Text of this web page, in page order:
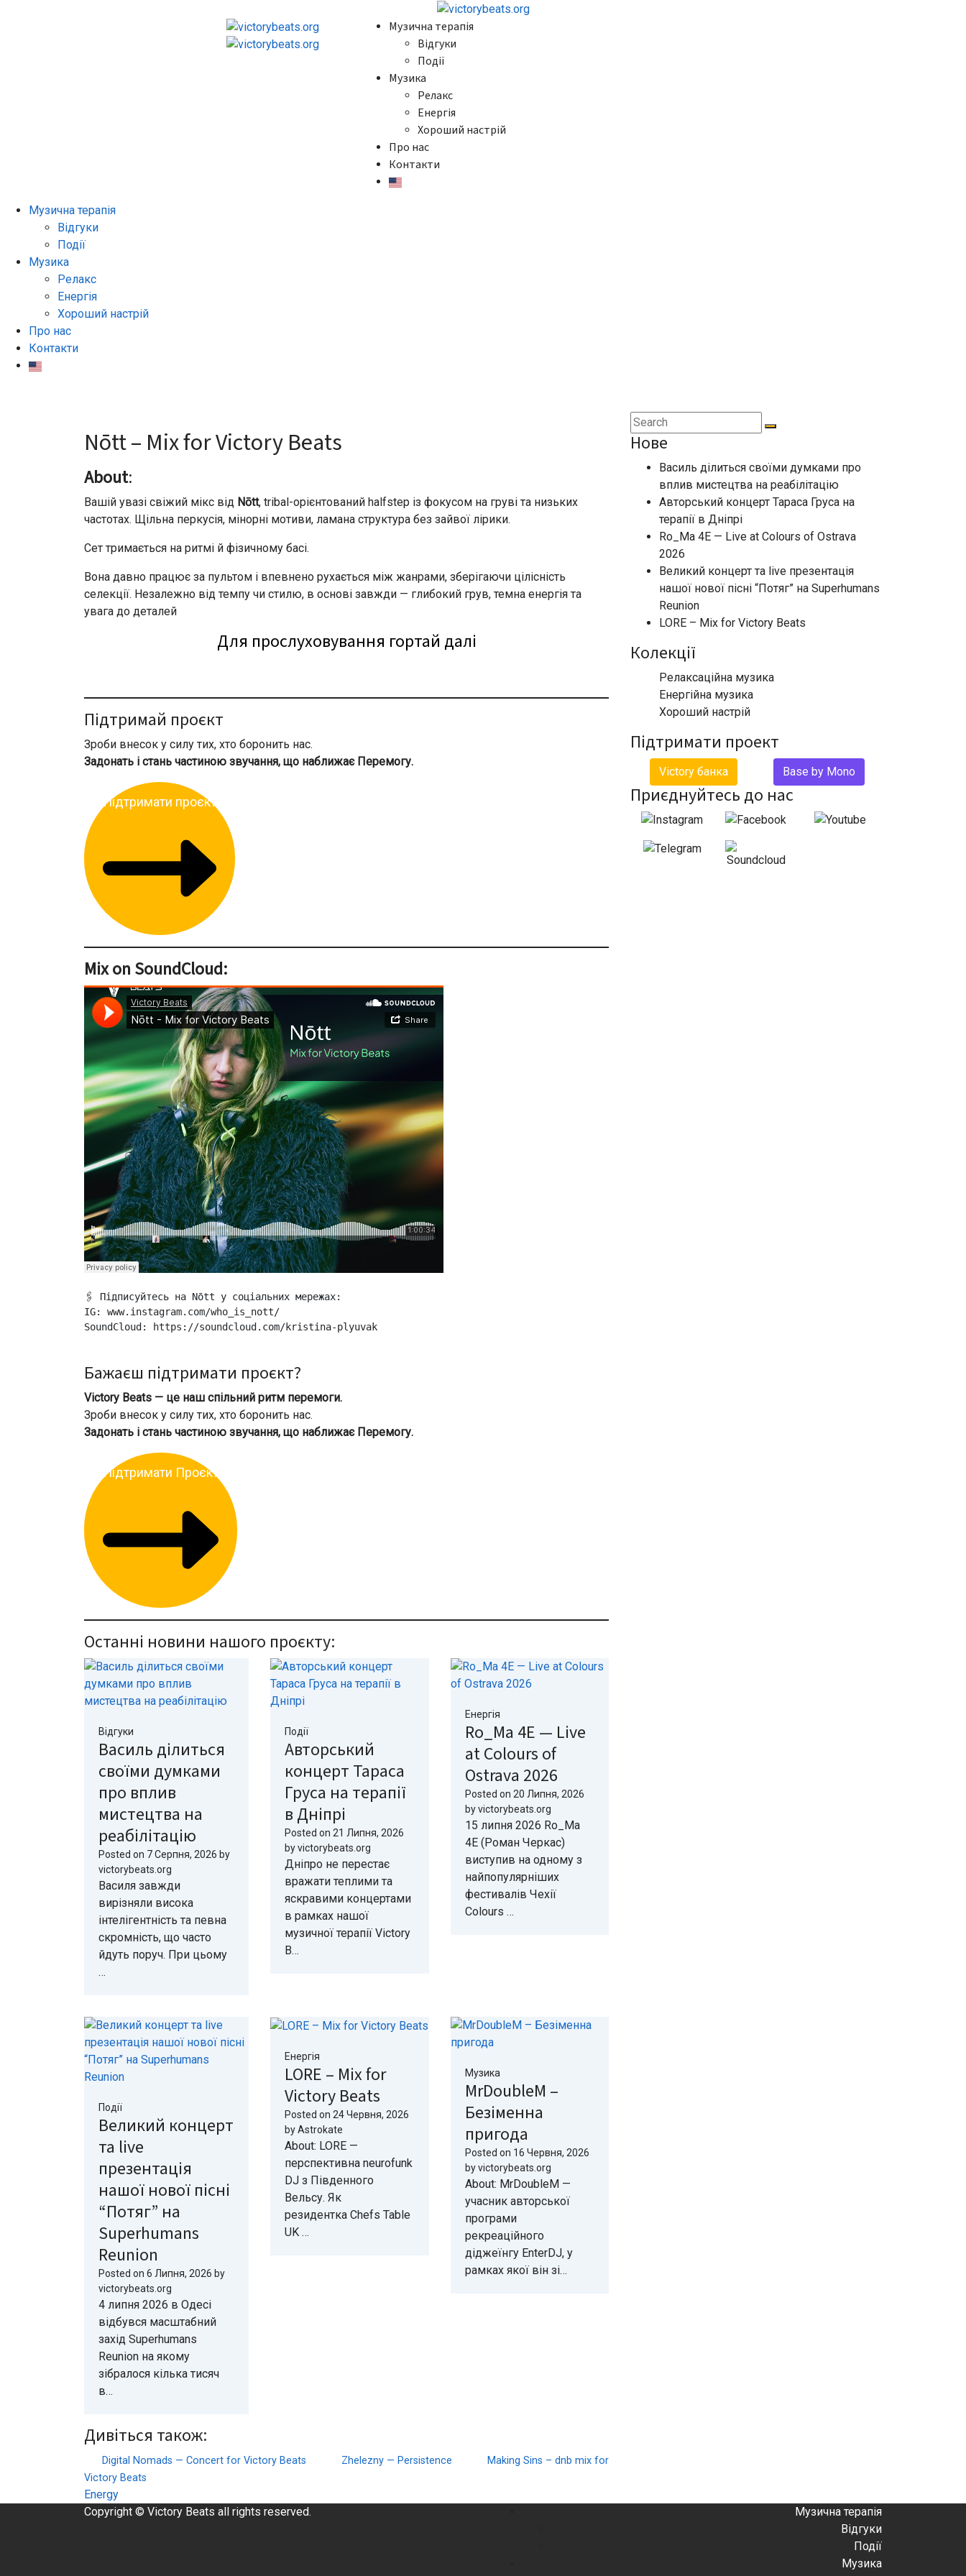
Музична терапія
Відгуки
Події
Музика
Релакс
Енергія
Хороший настрій
Про нас
Контакти
Музична терапія
Відгуки
Події
Музика
Релакс
Енергія
Хороший настрій
Про нас
Контакти
Nōtt – Mix for Victory Beats
About:
Вашій увазі свіжий мікс від Nōtt, tribal-орієнтований halfstep із фокусом на груві та низьких
частотах. Щільна перкусія, мінорні мотиви, ламана структура без зайвої лірики.
Сет тримається на ритмі й фізичному басі.
Вона давно працює за пультом і впевнено рухається між жанрами, зберігаючи цілісність
селекції. Незалежно від темпу чи стилю, в основі завжди — глибокий грув, темна енергія та
увага до деталей
Для прослуховування гортай далі
Підтримай проєкт
Зроби внесок у силу тих, хто боронить нас.
Задонать і стань частиною звучання, що наближає Перемогу.
Підтримати проєкт
Mix on SoundCloud:
🖇 Підписуйтесь на Nōtt у соціальних мережах:
IG: www.instagram.com/who_is_nott/
SoundCloud: https://soundcloud.com/kristina-plyuvak
Бажаєш підтримати проєкт?
Victory Beats — це наш спільний ритм перемоги.
Зроби внесок у силу тих, хто боронить нас.
Задонать і стань частиною звучання, що наближає Перемогу.
Підтримати Проєкт
Останні новини нашого проєкту:
Відгуки
Василь ділиться
своїми думками
про вплив
мистецтва на
реабілітацію
Posted on 7 Серпня, 2026 by
victorybeats.org
Василя завжди
вирізняли висока
інтелігентність та певна
скромність, що часто
йдуть поруч. При цьому
…
Події
Авторський
концерт Тараса
Груса на терапії
в Дніпрі
Posted on 21 Липня, 2026
byvictorybeats.org
Дніпро не перестає
вражати теплими та
яскравими концертами
в рамках нашої
музичної терапії Victory
B…
Енергія
Ro_Ma 4E — Live
at Colours of
Ostrava 2026
Posted on20 Липня, 2026
byvictorybeats.org
15 липня 2026 Ro_Ma
4E (Роман Черкас)
виступив на одному з
найпопулярніших
фестивалів Чехії
Colours …
Події
Великий концерт
та live
презентація
нашої нової пісні
“Потяг” на
Superhumans
Reunion
Posted on 6 Липня, 2026 by
victorybeats.org
4 липня 2026 в Одесі
відбувся масштабний
захід Superhumans
Reunion на якому
зібралося кілька тисяч
в…
Енергія
LORE – Mix for
Victory Beats
Posted on 24 Червня, 2026
byAstrokate
About: LORE —
перспективна neurofunk
DJ з Південного
Вельсу. Як
резидентка Chefs Table
UK …
Музика
MrDoubleM –
Безіменна
пригода
Posted on 16 Червня, 2026
byvictorybeats.org
About: MrDoubleM —
учасник авторської
програми
рекреаційного
діджеїнгу EnterDJ, у
рамках якої він зі…
Дивіться також:
Digital Nomads — Concert for Victory Beats Zhelezny — Persistence
Making Sins – dnb mix for
Victory Beats
Energy
Нове
Василь ділиться своїми думками про
вплив мистецтва на реабілітацію
Авторський концерт Тараса Груса на
терапії в Дніпрі
Ro_Ma 4E — Live at Colours of Ostrava
2026
Великий концерт та live презентація
нашої нової пісні “Потяг” на Superhumans
Reunion
LORE – Mix for Victory Beats
Колекції
Релаксаційна музика
Енергійна музика
Хороший настрій
Підтримати проект
Victory банка Base by Mono
Приєднуйтесь до нас
Copyright © Victory Beats all rights reserved.
Музична терапія
Відгуки
Події
Музика